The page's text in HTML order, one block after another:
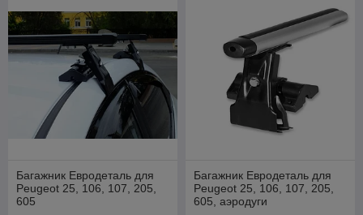
Багажник Евродеталь для
Peugeot 25, 106, 107, 205,
605
Багажник Евродеталь для
Peugeot 25, 106, 107, 205,
605, аэродуги